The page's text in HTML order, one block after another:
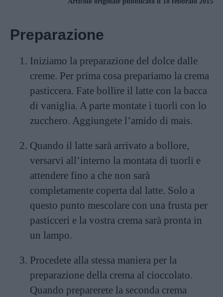
Preparazione
Iniziamo la preparazione del dolce dalle
creme. Per prima cosa prepariamo la crema
pasticcera. Fate bollire il latte con la bacca
di vaniglia. A parte montate i tuorli con lo
zucchero. Aggiungete l’amido di mais.
Quando il latte sarà arrivato a bollore,
versarvi all’interno la montata di tuorli e
attendere fino a che non sarà
completamente coperta dal latte. Solo a
questo punto mescolare con una frusta per
pasticceri e la vostra crema sarà pronta in
un lampo.
Procedete alla stessa maniera per la
preparazione della crema al cioccolato.
Quando preparerete la seconda crema